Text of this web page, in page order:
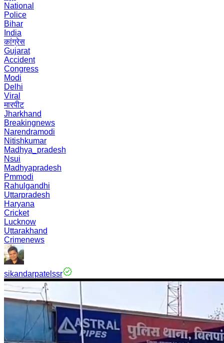
National
Police
Bihar
India
कांग्रेस
Gujarat
Accident
Congress
Modi
Delhi
Viral
मारपीट
Jharkhand
Breakingnews
Narendramodi
Nitishkumar
Madhya_pradesh
Nsui
Madhyapradesh
Pmmodi
Rahulgandhi
Uttarpradesh
Haryana
Cricket
Lucknow
Uttarakhand
Crimenews
sikandarpatelssr